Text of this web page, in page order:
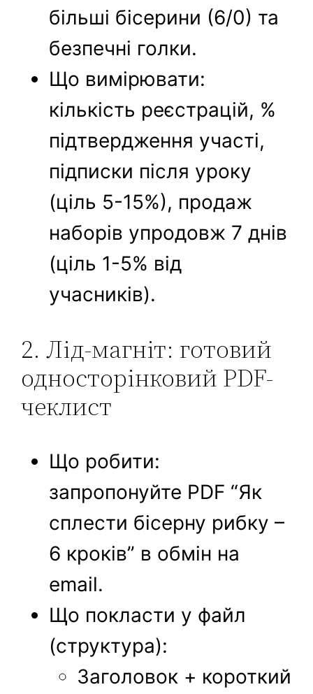
більші бісерини (6/0) та
безпечні голки.
Що вимірювати:
кількість реєстрацій, %
підтвердження участі,
підписки після уроку
(ціль 5-15%), продаж
наборів упродовж 7 днів
(ціль 1-5% від
учасників).
2. Лід-магніт: готовий
односторінковий PDF-
чеклист
Що робити:
запропонуйте PDF “Як
сплести бісерну рибку –
6 кроків” в обмін на
email.
Що покласти у файл
(структура):
Заголовок + короткий